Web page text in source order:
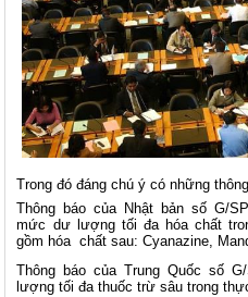
Trong đó đáng chú ý có những
Thông báo của Nhật bản số G/
mức dư lượng tối đa hóa chất
gồm hóa chất sau: Cyanazine,
Thông báo của Trung Quốc số
lượng tối đa thuốc trừ sâu trong